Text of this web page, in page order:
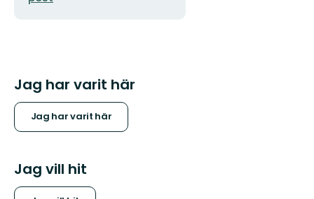
Jag har varit här
Jag har varit här
Jag vill hit